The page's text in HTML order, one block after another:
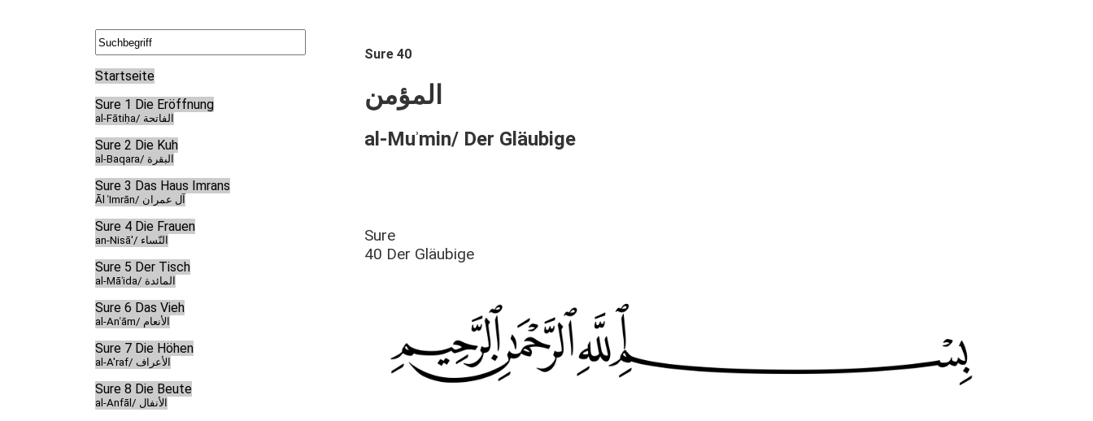
Startseite
Sure 1 Die Eröffnung
al-Fātiḥa/ الفاتحة
Sure 2 Die Kuh
al-Baqara/ البقرة
Sure 3 Das Haus Imrans
Āl ʿImrān/ آل عمران
Sure 4 Die Frauen
an-Nisā'/ النّساء
Sure 5 Der Tisch
al-Māʾida/ المائدة
Sure 6 Das Vieh
al-Anʿām/ الأنعام
Sure 7 Die Höhen
al-A'raf/ الأعراف
Sure 8 Die Beute
al-Anfāl/ الأنفال
Sure 40
المؤمن
al-Muʾmin/ Der Gläubige
Sure
40 Der Gläubige